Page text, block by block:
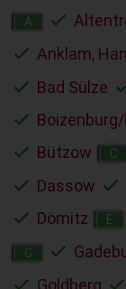
A
Anklam,
Bad Sülze
Boizenburg/
Bützow
C
Dassow
Dömitz
E
G
Goldberg